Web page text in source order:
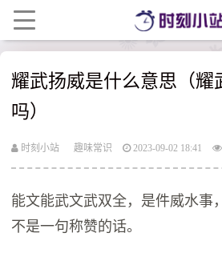
耀武扬威是什么意思（耀
吗）
时刻小站 趣味常识 2023-09-02 18:41
能文能武文武双全，是件威水事
不是一句称赞的话。